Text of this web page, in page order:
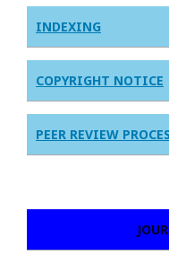
INDEXING
COPYRIGHT NOTICE
PEER REVIEW